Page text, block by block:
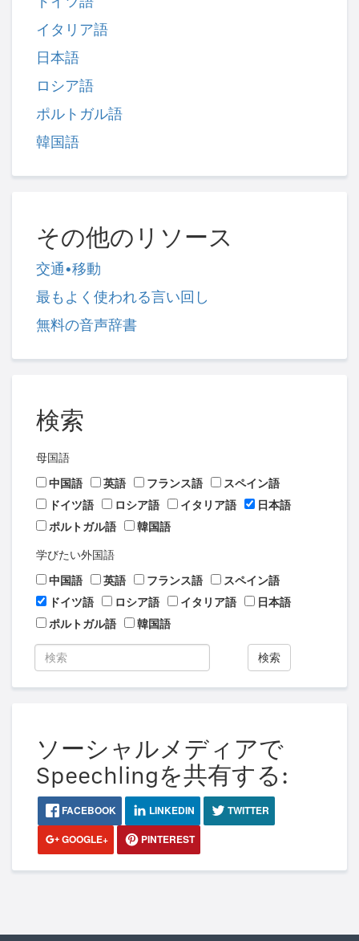
イタリア語
日本語
ロシア語
ポルトガル語
韓国語
その他のリソース
交通•移動
最もよく使われる言い回し
無料の音声辞書
検索
母国語
中国語
英語 フランス語
スペイン語
ドイツ語
ロシア語 イタリア語
日本語
ポルトガル語
韓国語
学びたい外国語
中国語
英語 フランス語
スペイン語
ドイツ語
ロシア語 イタリア語
日本語
ポルトガル語
韓国語
検索
ソーシャルメディアで
Speechlingを共有する:
FACEBOOK LINKEDIN
TWITTER
GOOGLE+
PINTEREST